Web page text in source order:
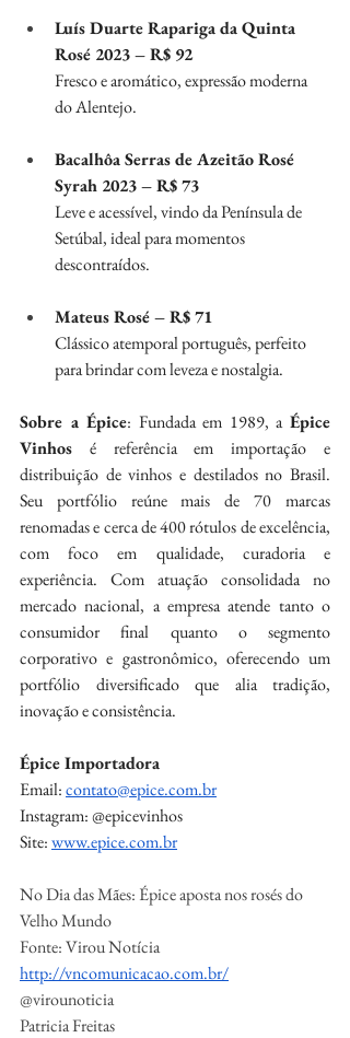
Luís Duarte Rapariga da Quinta
Rosé 2023 – R$ 92
Fresco e aromático, expressão moderna
do Alentejo.
Bacalhôa Serras de Azeitão Rosé
Syrah 2023 – R$ 73
Leve e acessível, vindo da Península de
Setúbal, ideal para momentos
descontraídos.
Mateus Rosé – R$ 71
Clássico atemporal português, perfeito
para brindar com leveza e nostalgia.
Sobre a Épice: Fundada em 1989, a Épice
Vinhos é referência em importação e
distribuição de vinhos e destilados no Brasil.
Seu portfólio reúne mais de 70 marcas
renomadas e cerca de 400 rótulos de excelência,
com foco em qualidade, curadoria e
experiência. Com atuação consolidada no
mercado nacional, a empresa atende tanto o
consumidor final quanto o segmento
corporativo e gastronômico, oferecendo um
portfólio diversificado que alia tradição,
inovação e consistência.
Épice Importadora
Email: contato@epice.com.br
Instagram: @epicevinhos
Site: www.epice.com.br
No Dia das Mães: Épice aposta nos rosés do
Velho Mundo
Fonte: Virou Notícia
http://vncomunicacao.com.br/
@virounoticia
Patricia Freitas